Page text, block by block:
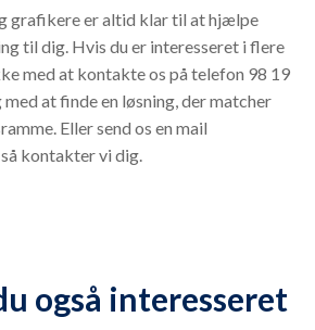
grafikere er altid klar til at hjælpe
til dig. Hvis du er interesseret i flere
med at kontakte os på telefon 98 19
at finde en løsning, der matcher
Eller send os en mail
så kontakter vi dig.
også interesseret